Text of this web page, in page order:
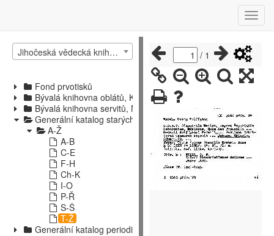
Jihočeská vědecká knihovna v Českých Budějovicích
Fond prvotisků
Bývalá knihovna oblátů, Kájov
Bývalá knihovna servitů, Nové Hrady
Generální katalog starých tisků
A-Ž
A-B
C-E
F-H
Ch-K
I-O
P-Ř
S-Š
T-Ž
Generální katalog periodik
/ 1